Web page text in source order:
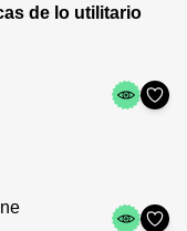
de lo utilitario